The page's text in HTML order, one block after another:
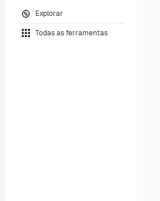
Explorar
Todas as ferramentas